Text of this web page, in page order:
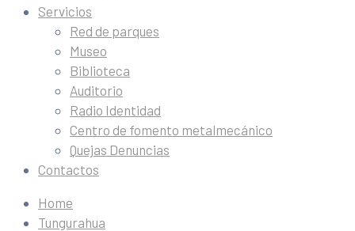
Servicios
Red de parques
Museo
Biblioteca
Auditorio
Radio Identidad
Centro de fomento metalmecánico
Quejas Denuncias
Contactos
Home
Tungurahua